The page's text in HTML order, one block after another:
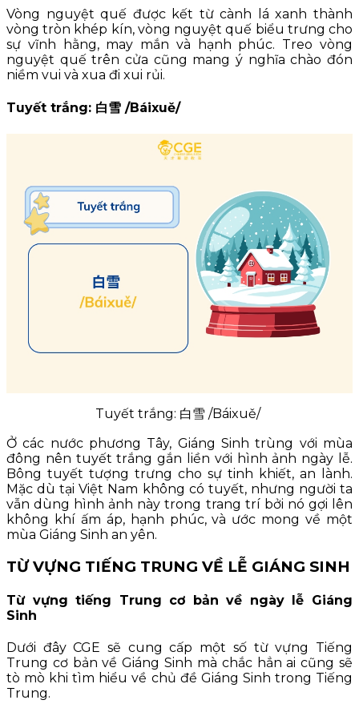
Vòng nguyệt quế được kết từ cành lá xanh thành
vòng tròn khép kín, vòng nguyệt quế biểu trưng cho
sự vĩnh hằng, may mắn và hạnh phúc. Treo vòng
nguyệt quế trên cửa cũng mang ý nghĩa chào đón
niềm vui và xua đi xui rủi.
Tuyết trắng: 白雪 /Báixuě/
Tuyết trắng: 白雪 /Báixuě/
Ở các nước phương Tây, Giáng Sinh trùng với mùa
đông nên tuyết trắng gắn liền với hình ảnh ngày lễ.
Bông tuyết tượng trưng cho sự tinh khiết, an lành.
Mặc dù tại Việt Nam không có tuyết, nhưng người ta
vẫn dùng hình ảnh này trong trang trí bởi nó gợi lên
không khí ấm áp, hạnh phúc, và ước mong về một
mùa Giáng Sinh an yên.
TỪ VỰNG TIẾNG TRUNG VỀ LỄ GIÁNG SINH
Từ vựng tiếng Trung cơ bản về ngày lễ Giáng
Sinh
Dưới đây CGE sẽ cung cấp một số từ vựng Tiếng
Trung cơ bản về Giáng Sinh mà chắc hẳn ai cũng sẽ
tò mò khi tìm hiểu về chủ đề Giáng Sinh trong Tiếng
Trung.